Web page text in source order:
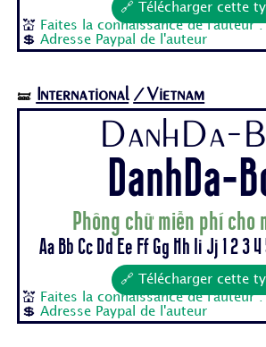
🔗 Télécharger cette
💒
Faites la connaissance de l'auteur
💲Adresse Paypal de l'auteur
🝛 International /Vietnam
DanhDa-
DanhDa-
Phông chữ miễn phí cho
Aa Bb Cc Dd Ee Ff Gg Hh Ii Jj 1 2 3
🔗 Télécharger cette
💒
Faites la connaissance de l'auteur
💲Adresse Paypal de l'auteur